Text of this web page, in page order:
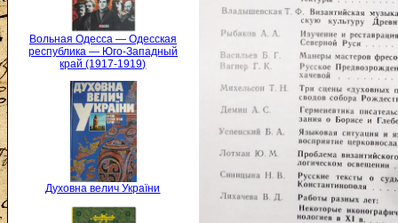
Вольная Одесса — Одесская
республика — Юго-Западный
край (1917-1919)
Духовна велич України